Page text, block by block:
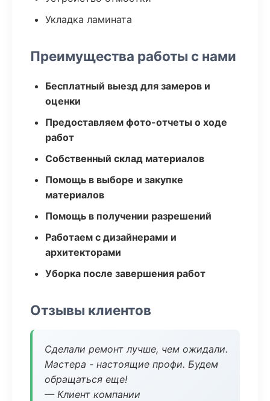
Укладка ламината
Преимущества работы с нами
Бесплатный выезд для замеров и
оценки
Предоставляем фото-отчеты о ходе
работ
Собственный склад материалов
Помощь в выборе и закупке
материалов
Помощь в получении разрешений
Работаем с дизайнерами и
архитекторами
Уборка после завершения работ
Отзывы клиентов
Сделали ремонт лучше, чем ожидали.
Мастера - настоящие профи. Будем
обращаться еще!
— Клиент компании